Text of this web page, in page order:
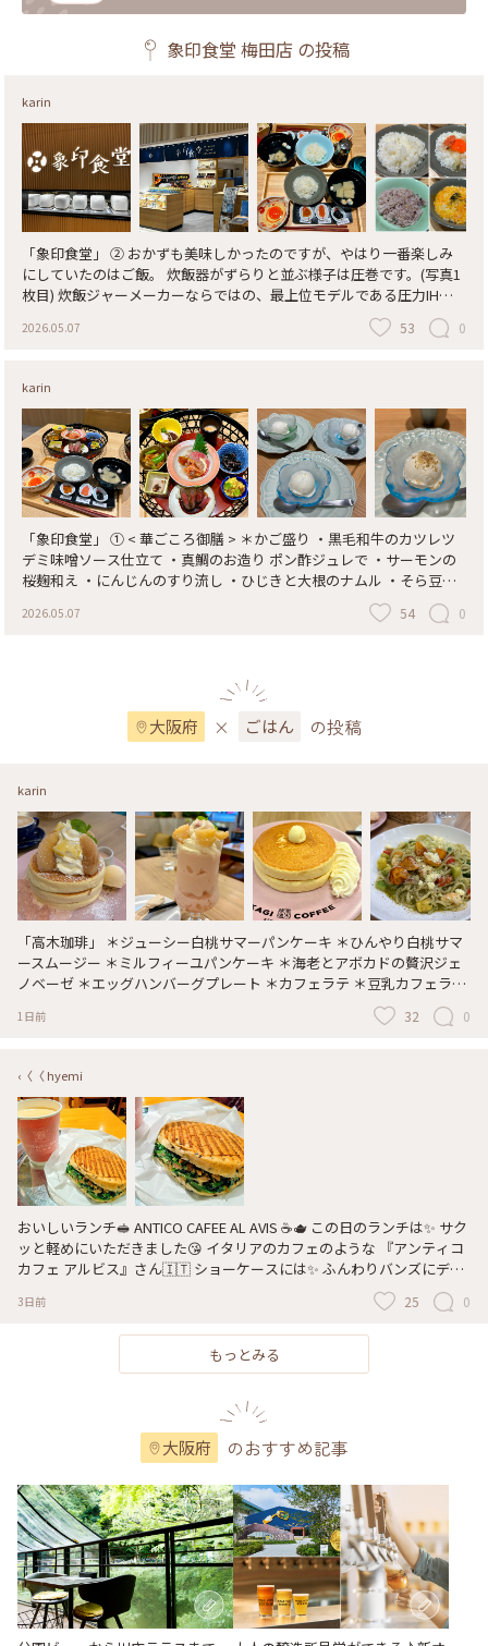
象印食堂 梅田店 の投稿
karin
「象印食堂」 ② おかずも美味しかったのですが、やはり一番楽しみ
にしていたのはご飯。 炊飯器がずらりと並ぶ様子は圧巻です。(写真1
枚目) 炊飯ジャーメーカーならではの、最上位モデルである圧力IH炊
飯ジャー「炎舞炊き」で炊いたごはんを提供するというコンセプト
で、好きなごはんを好きなだけ何度でもおかわり出来ます。 ご飯の種
のお茶碗と交換して貰います。 私は3種類のご飯を2回ずつおかわりし
て、盛りだくさんのおかずとご飯のお供(明石 のりの佃煮・福岡県 か
ねふく明太子・宮崎県 味噌漬け沢庵)で頂き、たまごかけご飯にもし
ました。 お茶もセルフで、3種類、それぞれ温・冷有って、美味しく
て何度もおかわりしました。 大満足の誕生日のお昼ご飯でした。 #象
印食堂#華ごころ御膳#かご盛り炎舞炊きごはん#白米#健康応援米ご飯
のお供#卵かけご飯#ご馳走様#お誕生日に
2026.05.07 53 0
karin
「象印食堂」 ① < 華ごころ御膳 > ＊かご盛り ・黒毛和牛のカツレツ
デミ味噌ソース仕立て ・真鯛のお造り ポン酢ジュレで ・サーモンの
桜麹和え ・にんじんのすり流し ・ひじきと大根のナムル ・そら豆と
ポテトのスパイシーマヨ 桜のごまとうふ 塩昆布のせ ・桜えびとスナ
ップエンドウの中華風おこげ ・蒸し鶏のチアシードザクロ酢のせ ＊
お休みの日だったので、 「おいしいごはんが、ここにある。」をコン
セプトに、常設のごはんレストランとして、高級炊飯ジャー「炎舞炊
き」で炊き上げたごはんと、「和」をテーマにした家庭料理を提供す
る「象印食堂」さんをリクエストして、娘に予約して貰いました。 全
ゼ）5階に今年2月にオープンして大人気です。 人気のお品の中から、
ひとつひとつ厳選した華やかで贅沢な逸品を彩り豊かな食器に盛り付
けたかご盛りは見た目も豪華で、どれから食べようかとワクワクしな
がら頂きました。 デザートのお米のアイスはお米のようにほんのりと
甘いアイスで、シャリっとした軽い食感にお米の粒々がアクセントに
なっていました。ごますり器ですりごまをかけて頂くと、香ばしいき
な粉アイスのようなお味も楽しめます。 #象印食堂#華ごころ御膳#か
ご盛り炎舞炊きごはん#大分県産 龍のたまご#全国各地 ごはんのお供3
種#手毬麩と湯葉のお吸い物#デザート ～お米アイス#お誕生日に
2026.05.07 54 0
大阪府 × ごはん の投稿
karin
「高木珈琲」 ＊ジューシー白桃サマーパンケーキ ＊ひんやり白桃サマ
ースムージー ＊ミルフィーユパンケーキ ＊海老とアボカドの贅沢ジェ
ノベーゼ ＊エッグハンバーグプレート ＊カフェラテ ＊豆乳カフェラテ
＊アーモンドミルクカフェラテ 友達と待ち合わせて、季節限定の桃の
スイーツを食べようと、「高木珈琲」さんへ。 結局、早めの夜ご飯も
ハンバーグのプレートを食べました。 ドリンクの種類も沢山有って、2
杯目は半額になるのでおかわりもお願いしました。 しっかり食べて話
して、楽しい時間を過ごしました。 #高木珈琲#白桃で夏を味わう#季節
限定 白桃メニュー#ジューシー白桃サマーパンケーキ#ひんやり白桃サ
マースムージー#ミルフィーユパンケーキ#海老とアボカドの贅沢ジェ
ノベーゼ#エッグハンバーグプレート#私の街のカフェ#私のことりっぷ
旅
1日前 32 0
‹〈〈 hyemi
おいしいランチ🥪 ANTICO CAFEE AL AVIS ☕🫖 この日のランチは✨ サク
ッと軽めにいただきました😘 イタリアのカフェのような 『アンティコ
カフェ アルビス』さん🇮🇹 ショーケースには✨ ふんわりバンズにデリ
等がサンドされ いつも５〜６種類は美味しそうに積まれています🥪 注
文するとグリラーでこんがり焼いてくれ🍳 カリッとしたパニーニの完
“スピナッチ”をいただきました🎶 ほうれん草がたっぷりで栄養満点💪
きのこの旨みとベーコンの塩っぱさで とっても美味しかったです🥰 も
リスタ#アンティコカフェアルビス#ディアモール大阪店#パニーニ
3日前 25 0
もっとみる
大阪府 のおすすめ記事